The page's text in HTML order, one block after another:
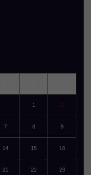
1 2
7 8 9
14 15 16
21 22 23